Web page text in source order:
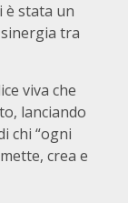
è stata un
tra
viva che
lanciando
chi “ogni
crea e